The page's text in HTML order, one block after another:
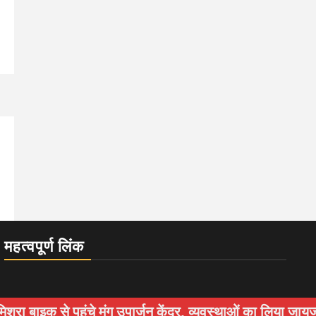
महत्वपूर्ण लिंक
मूंग उपार्जन केंद्र, व्यवस्थाओं का लिया जायजा